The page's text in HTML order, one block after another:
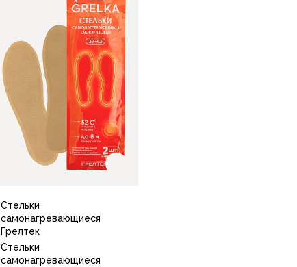
В корзину
по 10 шт.
Стельки
самонагревающиеся
Грелтек
Стельки
самонагревающиеся